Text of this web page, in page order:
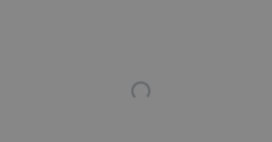
VISITOR_PRIVACY_METADATA